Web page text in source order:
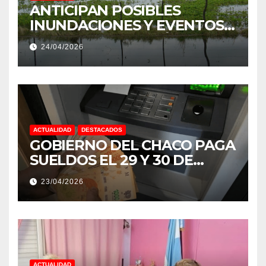
ANTICIPAN POSIBLES
INUNDACIONES Y EVENTOS
EXTREMOS: “PODRÍA SER UN
NIÑO MUY IMPORTANTE”
24/04/2026
ACTUALIDAD DESTACADOS
GOBIERNO DEL CHACO PAGA
SUELDOS EL 29 Y 30 DE
ABRIL, CON EL 2% DE
AUMENTO
23/04/2026
ACTUALIDAD